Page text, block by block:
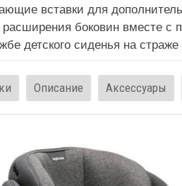
вставки для
боковин вместе с
детского сиденья на
Описание Аксессуары